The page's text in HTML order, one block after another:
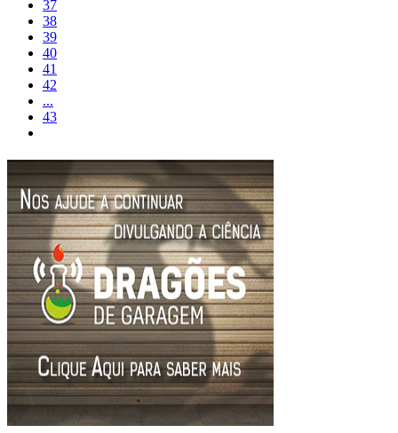
37
38
39
40
41
42
...
43